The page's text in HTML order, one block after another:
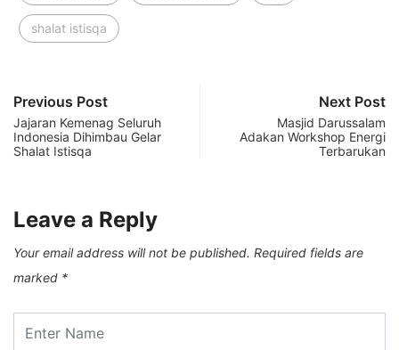
shalat istisqa
Previous Post
Jajaran Kemenag Seluruh
Indonesia Dihimbau Gelar
Shalat Istisqa
Next Post
Masjid Darussalam
Adakan Workshop Energi
Terbarukan
Leave a Reply
Your email address will not be published. Required fields are
marked *